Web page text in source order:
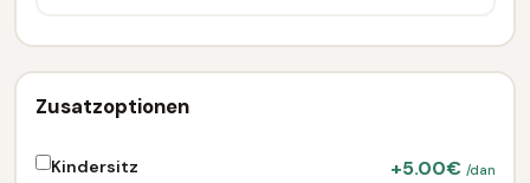
Zusatzoptionen
Kindersitz +5.00€ /dan